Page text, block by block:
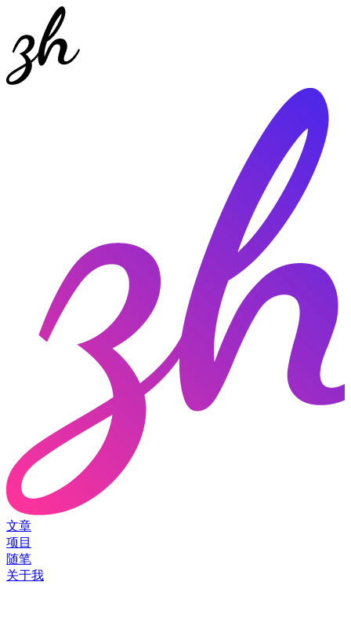
文章
项目
随笔
关于我